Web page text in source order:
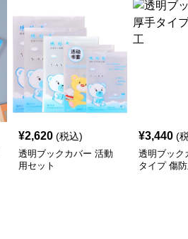
¥2,620 (税込)
透明ブックカバー 活動
用セット
¥3,440 (
透明ブック
タイプ 傷